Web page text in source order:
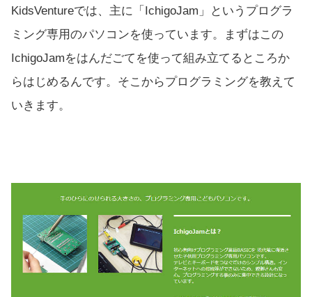
KidsVentureでは、主に「IchigoJam」というプログラ
ミング専用のパソコンを使っています。まずはこの
IchigoJamをはんだごてを使って組み立てるところか
らはじめるんです。そこからプログラミングを教えて
いきます。